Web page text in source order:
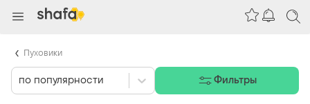
по популярности Фильтры
Пуховики